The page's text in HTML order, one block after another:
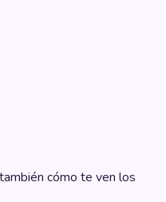
cómo te ven los